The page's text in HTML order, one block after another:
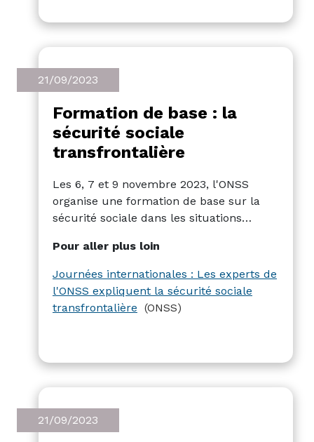
21/09/2023
Formation de base : la
sécurité sociale
transfrontalière
Les 6, 7 et 9 novembre 2023, l'ONSS
organise une formation de base sur la
sécurité sociale dans les situations
l'accent sur les règles qui déterminent
quel pays est compétent et où les
cotisations sont dues.
Pour aller plus loin
Journées internationales : Les experts de
l'ONSS expliquent la sécurité sociale
transfrontalière (ONSS)
21/09/2023